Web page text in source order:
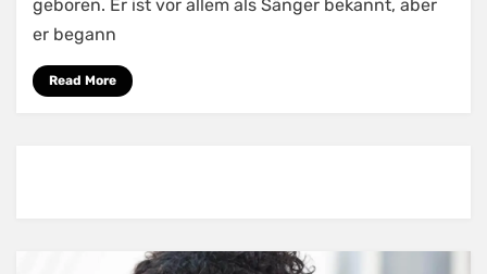
geboren. Er ist vor allem als Sänger bekannt, aber
er begann
Read More